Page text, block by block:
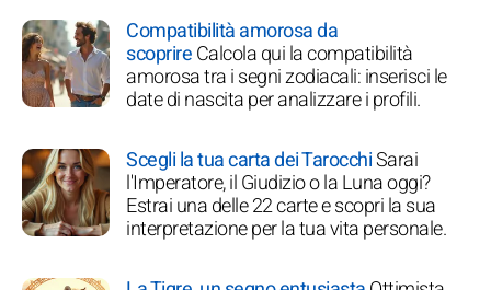
Compatibilità amorosa da
scoprireCalcola qui la compatibilità
amorosa tra i segni zodiacali: inserisci le
date di nascita per analizzare i profili.
Scegli la tua carta dei TarocchiSarai
l'Imperatore, il Giudizio o la Luna oggi?
Estrai una delle 22 carte e scopri la sua
interpretazione per la tua vita personale.